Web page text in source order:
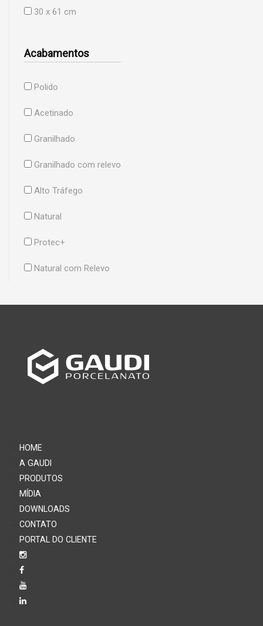
30 x 61 cm
Acabamentos
Polido
Acetinado
Granilhado
Granilhado com relevo
Alto Tráfego
Natural
Protec+
Natural com Relevo
HOME
A GAUDI
PRODUTOS
MÍDIA
DOWNLOADS
CONTATO
PORTAL DO CLIENTE